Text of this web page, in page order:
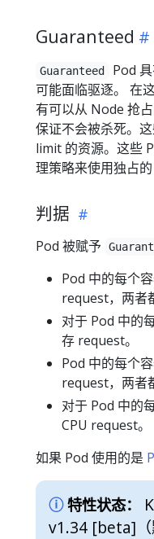
Guaranteed
Guaranteed
Pod
可能面临驱逐。 在
有可以从 Node 抢
保证不会被杀死。
limit 的资源。这些
理策略来使用独占的
判据
Pod 被赋予
Pod 中的每个
request，两者
对于 Pod 中的
存 request。
Pod 中的每个
request，两者
对于 Pod 中的
CPU request。
如果 Pod 使用的是
特性状态：
v1.34 [beta]